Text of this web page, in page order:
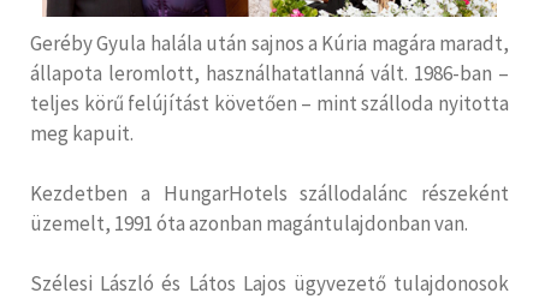
Geréby Gyula halála után sajnos a Kúria magára maradt,
állapota leromlott, használhatatlanná vált. 1986-ban –
teljes körű felújítást követően – mint szálloda nyitotta
meg kapuit.
Kezdetben a HungarHotels szállodalánc részeként
üzemelt, 1991 óta azonban magántulajdonban van.
Szélesi László és Látos Lajos ügyvezető tulajdonosok